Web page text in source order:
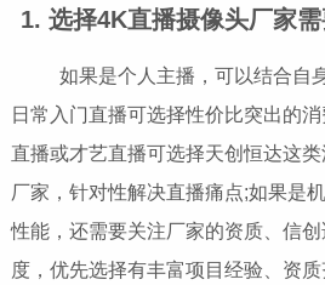
1. 选择4K直播摄像头厂家
如果是个人主播，可以结合自身
日常入门直播可选择性价比突出的
直播或才艺直播可选择天创恒达这
厂家，针对性解决直播痛点;如果是
性能，还需要关注厂家的资质、信
度，优先选择有丰富项目经验、资